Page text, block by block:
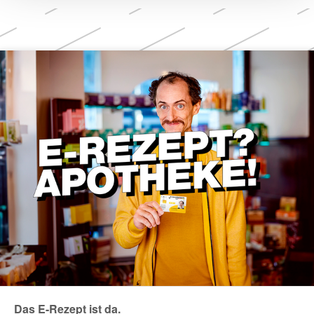
Weitere
Themen
Das E-Rezept ist da.